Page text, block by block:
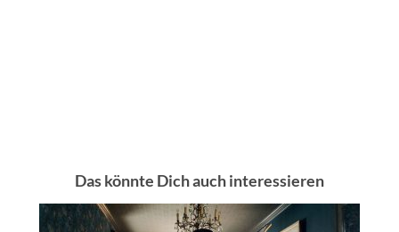
Das könnte Dich auch interessieren